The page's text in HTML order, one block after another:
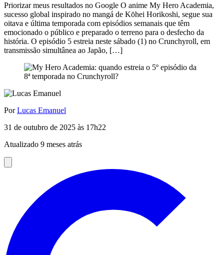
Priorizar meus resultados no Google O anime My Hero Academia,
sucesso global inspirado no mangá de Kōhei Horikoshi, segue sua
oitava e última temporada com episódios semanais que têm
emocionado o público e preparado o terreno para o desfecho da
história. O episódio 5 estreia neste sábado (1) no Crunchyroll, em
transmissão simultânea ao Japão, […]
PorLucas Emanuel
31 de outubro de 2025 às 17h22
Atualizado 9 meses atrás